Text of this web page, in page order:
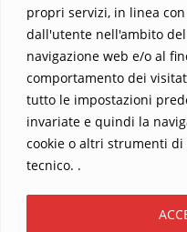
propri servizi, in linea
dall'utente nell'ambito
navigazione web e/o al
comportamento dei
tutto le impostazioni
invariate e quindi la
cookie o altri strumenti
tecnico. .
Home
Sostieni La Buona Parola –
Chi sono?
I viaggi dell’anima
Copyright ©2026 La
WordPress